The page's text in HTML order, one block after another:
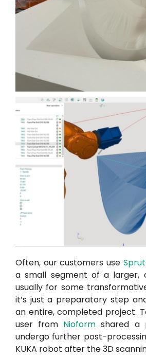
Often, our customers use
a small segment of a larger,
usually for some
it’s just a preparatory step
an entire, completed project.
user from Nioform shared a
undergo further post-
KUKA robot after the 3D